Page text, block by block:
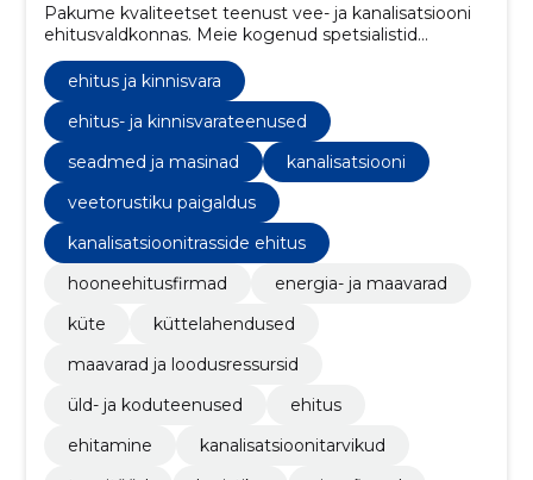
Pakume kvaliteetset teenust vee- ja kanalisatsiooni
ehitusvaldkonnas. Meie kogenud spetsialistid
tagavad kiire ja tõhusa projekteerimise ning
paigalduse, mis vastab alati kõrgeimatele nõuetele.
ehitus ja kinnisvara
ehitus- ja kinnisvarateenused
seadmed ja masinad
kanalisatsiooni
veetorustiku paigaldus
kanalisatsioonitrasside ehitus
hooneehitusfirmad
energia- ja maavarad
küte
küttelahendused
maavarad ja loodusressursid
üld- ja koduteenused
ehitus
ehitamine
kanalisatsioonitarvikud